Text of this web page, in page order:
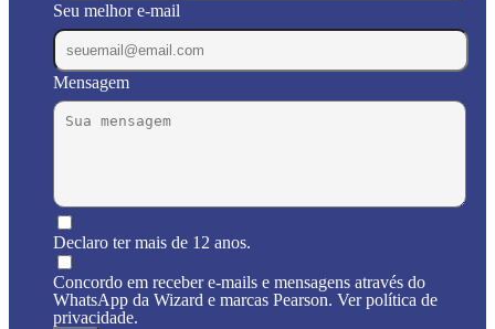
Seu melhor e-mail
Mensagem
Declaro ter mais de 12 anos.
Concordo em receber e-mails e mensagens através do
WhatsApp da Wizard e marcas Pearson. Ver política de
privacidade.